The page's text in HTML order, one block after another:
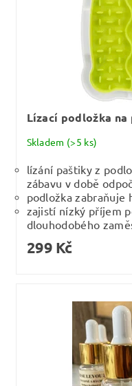
Lízací podložka na
Skladem (>5 ks)
lízání paštiky z
zábavu v době
podložka zabraňuje
zajistí nízký příjem
dlouhodobého
299 Kč